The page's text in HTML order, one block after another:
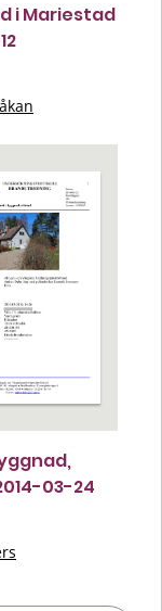
i Mariestad
03-24